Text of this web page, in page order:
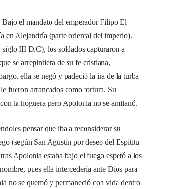
Bajo el mandato del emperador Filipo El
en Alejandría (parte oriental del imperio).
siglo III D.C), los soldados capturaron a
se arrepintiera de su fe cristiana,
ella se negó y padeció la ira de la turba
fueron arrancados como tortura. Su
la hoguera pero Apolonia no se amilanó.
pensar que iba a reconsiderar su
(según San Agustín por deseo del Espítitu
Apolonia estaba bajo el fuego espetó a los
pues ella intercedería ante Dios para
no se quemó y permaneció con vida dentro